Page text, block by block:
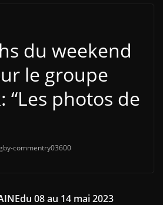
du weekend
le groupe
“Les photos de
commentry03600
08 au 14 mai 2023